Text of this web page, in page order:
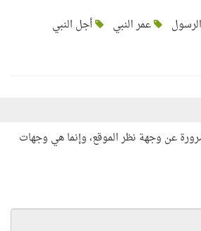
عمر النبي
أجل النبي
عن وجهة نظر الموقع، وإنما هي وجهات